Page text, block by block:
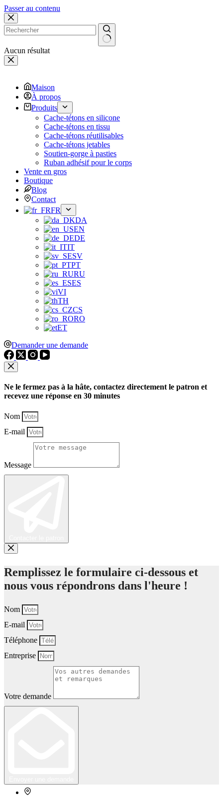
Passer au contenu
Aucun résultat
Maison
À propos
Produits
Cache-tétons en silicone
Cache-tétons en tissu
Cache-tétons réutilisables
Cache-tétons jetables
Soutien-gorge à pasties
Ruban adhésif pour le corps
Vente en gros
Boutique
Blog
Contact
FR
DA
EN
DE
IT
SV
PT
RU
ES
VI
TH
CS
RO
ET
Demander une demande
Ne le fermez pas à la hâte, contactez directement le patron et
recevez une réponse en 30 minutes
Nom
E-mail
Message
Remplissez le formulaire ci-dessous et
nous vous répondrons dans l'heure !
Nom
E-mail
Téléphone
Entreprise
Votre demande